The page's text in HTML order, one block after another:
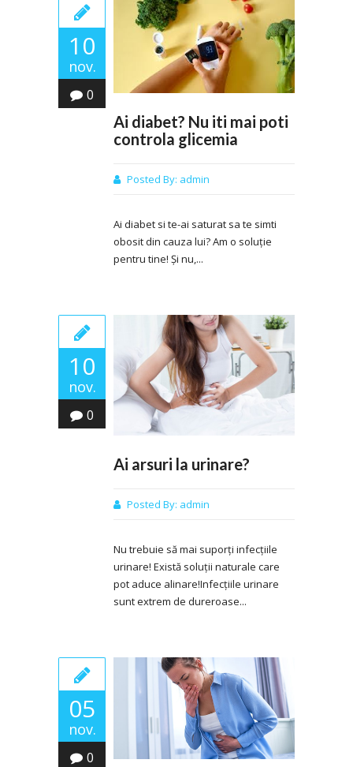
10
nov.
0
Ai diabet? Nu iti mai poti
controla glicemia
Posted By: admin
Ai diabet si te-ai saturat sa te simti
obosit din cauza lui? Am o soluție
pentru tine! Și nu,...
10
nov.
0
Ai arsuri la urinare?
Posted By: admin
Nu trebuie să mai suporți infecțiile
urinare! Există soluții naturale care
pot aduce alinare!Infecțiile urinare
sunt extrem de dureroase...
05
nov.
0